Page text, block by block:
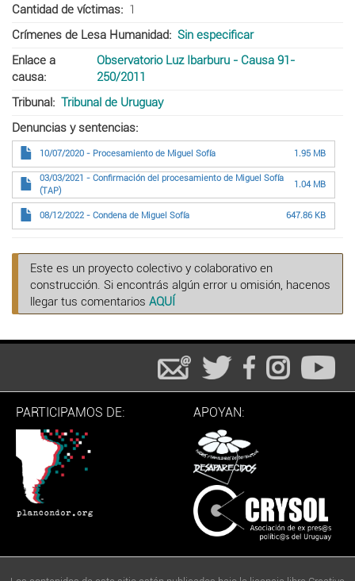
Cantidad de víctimas
1
Crímenes de Lesa Humanidad
Sin especificar
Enlace a
causa
Observatorio Luz Ibarburu - Causa 91-
250/2011
Tribunal
Tribunal de Uruguay
Denuncias y sentencias
10/07/2020 - Procesamiento de Miguel Sofía 1.95 MB
03/03/2021 - Confirmación del procesamiento de Miguel Sofía
(TAP)
1.04 MB
08/12/2022 - Condena de Miguel Sofía 647.86 KB
Este es un proyecto colectivo y colaborativo en
construcción. Si encontrás algún error u omisión, hacenos
llegar tus comentarios AQUÍ
PARTICIPAMOS DE: APOYAN: